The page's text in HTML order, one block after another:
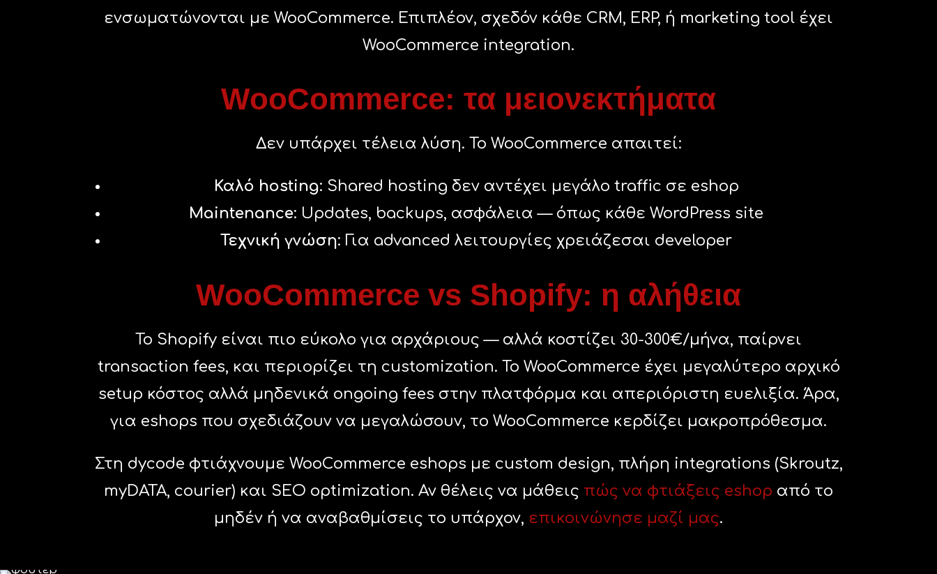
ενσωματώνονται με WooCommerce. Επιπλέον, σχεδόν κάθε CRM, ERP, ή marketing tool έχει
WooCommerce integration.
WooCommerce: τα μειονεκτήματα
Δεν υπάρχει τέλεια λύση. Το WooCommerce απαιτεί:
Καλό hosting: Shared hosting δεν αντέχει μεγάλο traffic σε eshop
Maintenance: Updates, backups, ασφάλεια — όπως κάθε WordPress site
Τεχνική γνώση: Για advanced λειτουργίες χρειάζεσαι developer
WooCommerce vs Shopify: η αλήθεια
Το Shopify είναι πιο εύκολο για αρχάριους — αλλά κοστίζει 30-300€/μήνα, παίρνει
transaction fees, και περιορίζει τη customization. Το WooCommerce έχει μεγαλύτερο αρχικό
setup κόστος αλλά μηδενικά ongoing fees στην πλατφόρμα και απεριόριστη ευελιξία. Άρα,
για eshops που σχεδιάζουν να μεγαλώσουν, το WooCommerce κερδίζει μακροπρόθεσμα.
Στη dycode φτιάχνουμε WooCommerce eshops με custom design, πλήρη integrations (Skroutz,
myDATA, courier) και SEO optimization. Αν θέλεις να μάθεις πώς να φτιάξεις eshop από το
μηδέν ή να αναβαθμίσεις το υπάρχον, επικοινώνησε μαζί μας.